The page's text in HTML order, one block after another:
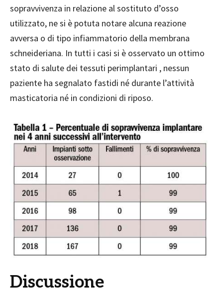
sopravvivenza in relazione al sostituto d’osso
utilizzato, ne si è potuta notare alcuna reazione
avversa o di tipo infiammatorio della membrana
schneideriana. In tutti i casi si è osservato un ottimo
stato di salute dei tessuti perimplantari , nessun
paziente ha segnalato fastidi né durante l’attività
masticatoria né in condizioni di riposo.
Discussione